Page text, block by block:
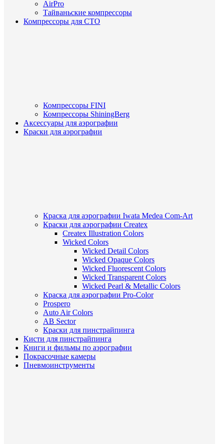
AirPro
Тайваньские компрессоры
Компрессоры для СТО
Компрессоры FINI
Компрессоры ShiningBerg
Аксессуары для аэрографии
Краски для аэрографии
Краска для аэрографии Iwata Medea Com-Art
Краски для аэрографии Createx
Createx Illustration Colors
Wicked Colors
Wicked Detail Colors
Wicked Opaque Colors
Wicked Fluorescent Colors
Wicked Transparent Colors
Wicked Pearl & Metallic Colors
Краска для аэрографии Pro-Color
Prospero
Auto Air Colors
AB Sector
Краски для пинстрайпинга
Кисти для пинстрайпинга
Книги и фильмы по аэрографии
Покрасочные камеры
Пневмоинструменты